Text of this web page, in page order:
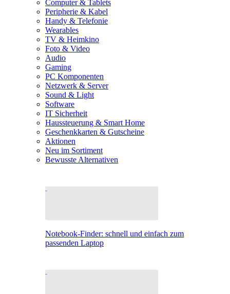
Computer & Tablets
Peripherie & Kabel
Handy & Telefonie
Wearables
TV & Heimkino
Foto & Video
Audio
Gaming
PC Komponenten
Netzwerk & Server
Sound & Light
Software
IT Sicherheit
Haussteuerung & Smart Home
Geschenkkarten & Gutscheine
Aktionen
Neu im Sortiment
Bewusste Alternativen
Notebook-Finder: schnell und einfach zum
passenden Laptop